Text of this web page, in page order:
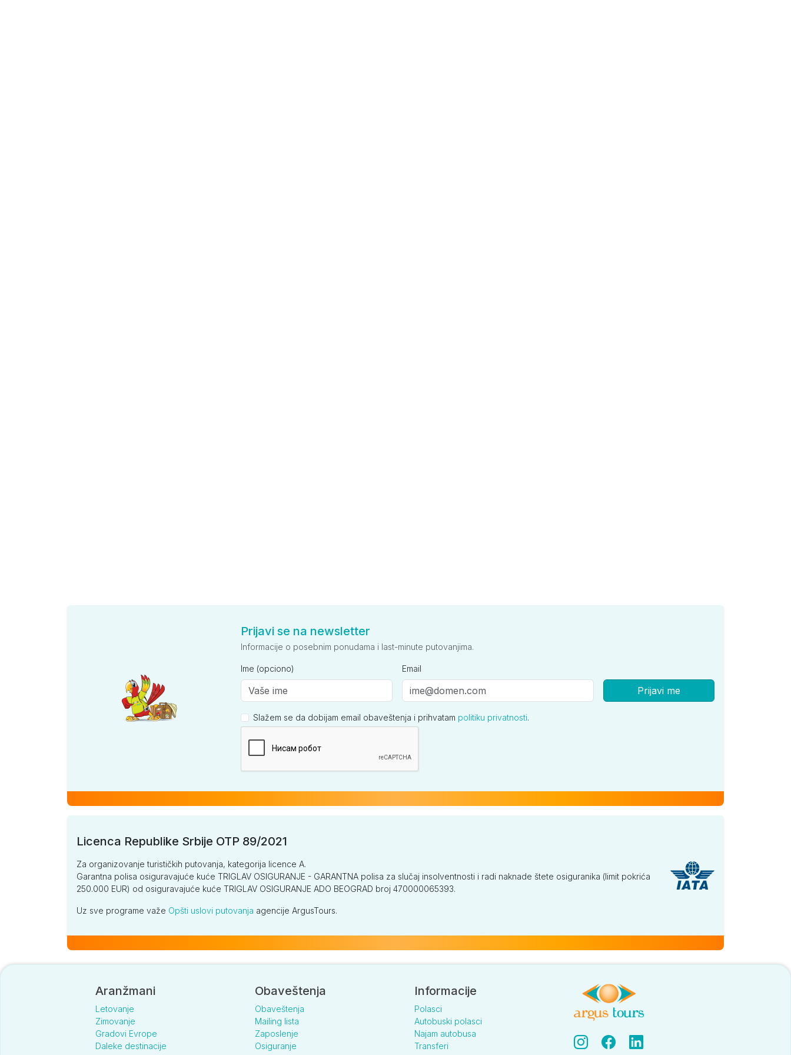
Prijavi se na newsletter
Informacije o posebnim ponudama i last-minute putovanjima.
Ime (opciono) Email
Prijavi me
Slažem se da dobijam email obaveštenja i prihvatam politiku privatnosti.
Licenca Republike Srbije OTP 89/2021
Za organizovanje turističkih putovanja, kategorija licence A.
Garantna polisa osiguravajuće kuće TRIGLAV OSIGURANJE - GARANTNA polisa za slučaj insolventnosti i radi naknade štete osiguranika (limit pokrića
250.000 EUR) od osiguravajuće kuće TRIGLAV OSIGURANJE ADO BEOGRAD broj 470000065393.
Uz sve programe važe Opšti uslovi putovanja agencije ArgusTours.
Aranžmani
Letovanje
Zimovanje
Gradovi Evrope
Daleke destinacije
Obaveštenja
Obaveštenja
Mailing lista
Zaposlenje
Osiguranje
Informacije
Polasci
Autobuski polasci
Najam autobusa
Transferi